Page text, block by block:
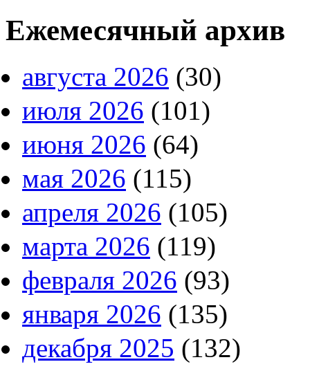
Ежемесячный архив
августа 2026 (30)
июля 2026 (101)
июня 2026 (64)
мая 2026 (115)
апреля 2026 (105)
марта 2026 (119)
февраля 2026 (93)
января 2026 (135)
декабря 2025 (132)